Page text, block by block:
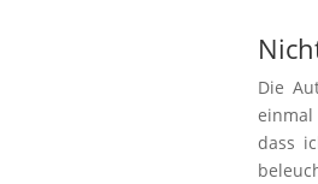
Die
dass